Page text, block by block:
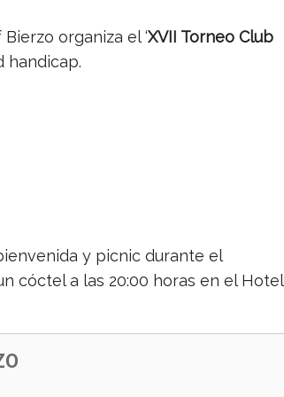
organiza el ‘XVII Torneo Club
handicap.
y picnic durante el
cóctel a las 20:00 horas en el Hotel